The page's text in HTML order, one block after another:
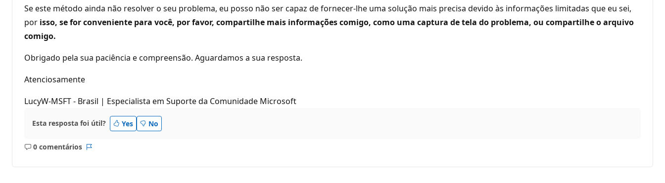
Se este método ainda não resolver o seu problema, eu posso não ser capaz de fornecer-lhe uma solução mais precisa devido às informações limitadas que eu sei,
por isso, se for conveniente para você, por favor, compartilhe mais informações comigo, como uma captura de tela do problema, ou compartilhe o arquivo
comigo.
Obrigado pela sua paciência e compreensão. Aguardamos a sua resposta.
Atenciosamente
LucyW-MSFT - Brasil | Especialista em Suporte da Comunidade Microsoft
Esta resposta foi útil? Yes No
0 comentários
Sem